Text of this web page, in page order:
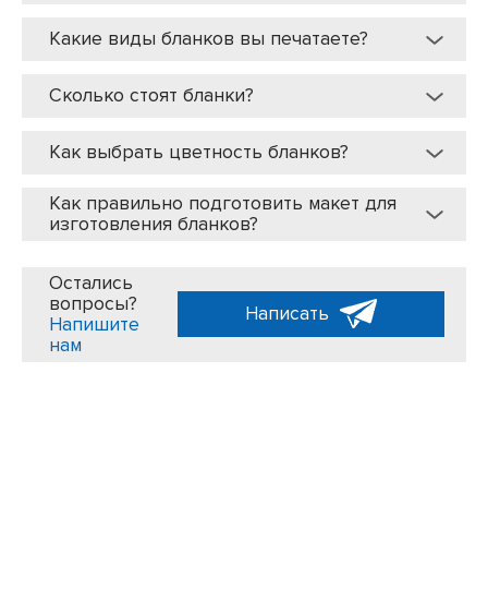
Какие виды бланков вы печатаете?
Сколько стоят бланки?
Как выбрать цветность бланков?
Как правильно подготовить макет для
изготовления бланков?
Остались
вопросы?
Напишите
нам
Написать